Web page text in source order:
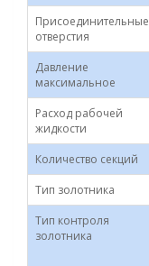
Присоединительные
отверстия
Давление
максимальное
Расход рабочей
жидкости
Количество секций
Тип золотника
Тип контроля
золотника